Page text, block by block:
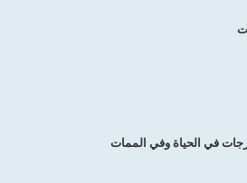
في الحياة وفي الممات